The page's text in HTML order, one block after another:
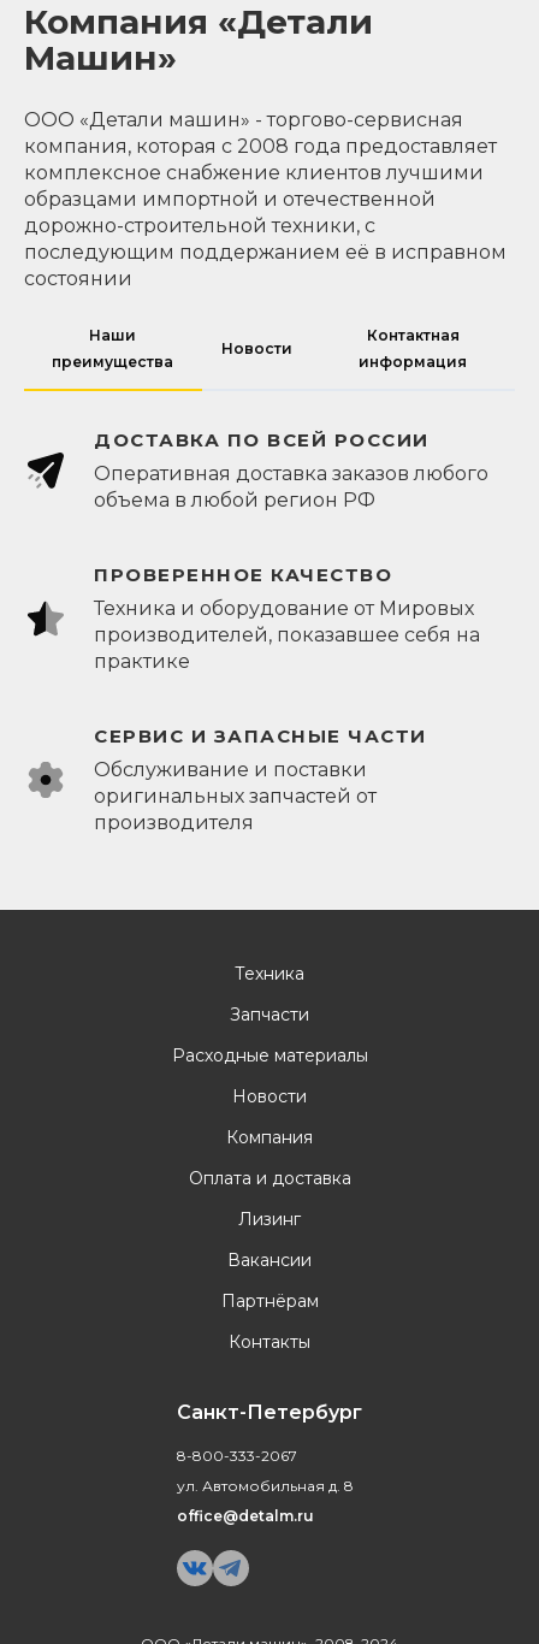
Компания «Детали
Машин»
ООО «Детали машин» - торгово-сервисная
компания, которая с 2008 года предоставляет
комплексное снабжение клиентов лучшими
образцами импортной и отечественной
дорожно-строительной техники, с
последующим поддержанием её в исправном
состоянии
Наши
преимущества
Новости
Контактная
информация
ДОСТАВКА ПО ВСЕЙ РОССИИ
Оперативная доставка заказов любого
объема в любой регион РФ
ПРОВЕРЕННОЕ КАЧЕСТВО
Техника и оборудование от Мировых
производителей, показавшее себя на
практике
СЕРВИС И ЗАПАСНЫЕ ЧАСТИ
Обслуживание и поставки
оригинальных запчастей от
производителя
Техника
Запчасти
Расходные материалы
Новости
Компания
Оплата и доставка
Лизинг
Вакансии
Партнёрам
Контакты
Санкт-Петербург
8-800-333-2067
ул. Автомобильная д. 8
office@detalm.ru